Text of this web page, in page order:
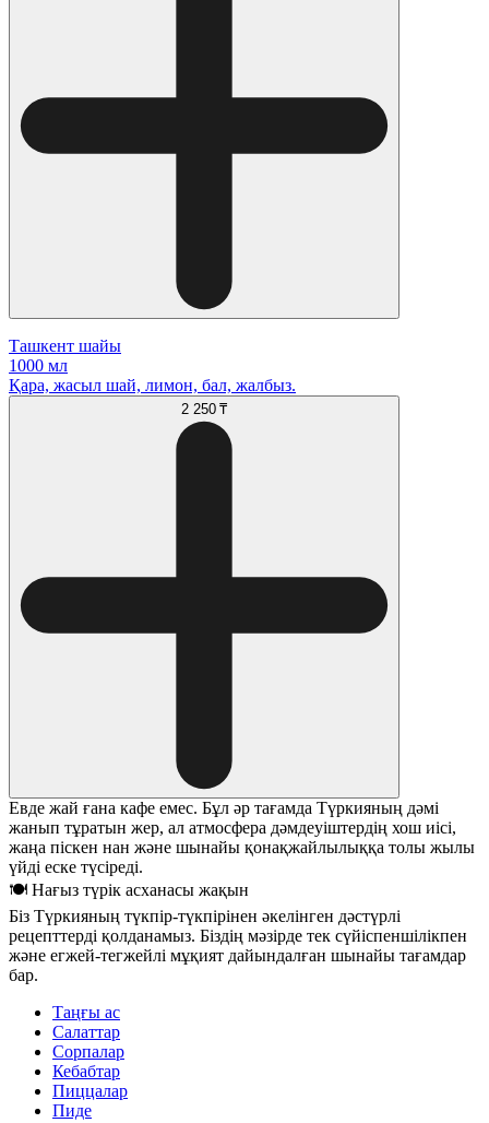
Ташкент шайы
1000 мл
Қара, жасыл шай, лимон, бал, жалбыз.
2 250 ₸
Евде жай ғана кафе емес. Бұл әр тағамда Түркияның дәмі
жанып тұратын жер, ал атмосфера дәмдеуіштердің хош иісі,
жаңа піскен нан және шынайы қонақжайлылыққа толы жылы
үйді еске түсіреді.
🍽 Нағыз түрік асханасы жақын
Біз Түркияның түкпір-түкпірінен әкелінген дәстүрлі
рецепттерді қолданамыз. Біздің мәзірде тек сүйіспеншілікпен
және егжей-тегжейлі мұқият дайындалған шынайы тағамдар
бар.
Таңғы ас
Салаттар
Сорпалар
Кебабтар
Пиццалар
Пиде